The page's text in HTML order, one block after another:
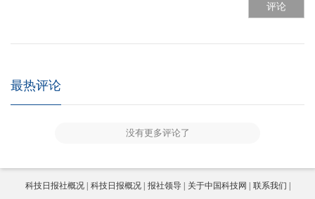
评论
最热评论
没有更多评论了
科技日报社概况 科技日报概况 报社领导 关于中国科技网
联系我们